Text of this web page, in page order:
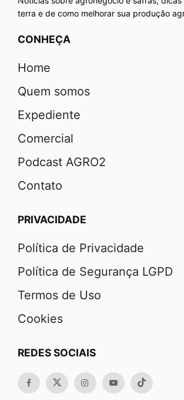
terra e de como melhorar sua produção
CONHEÇA
Home
Quem somos
Expediente
Comercial
Podcast AGRO2
Contato
PRIVACIDADE
Política de Privacidade
Política de Segurança LGPD
Termos de Uso
Cookies
REDES SOCIAIS